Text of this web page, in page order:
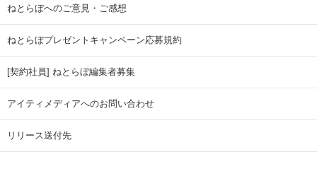
ねとらぼへのご意見・ご感想
ねとらぼプレゼントキャンペーン応募規約
[契約社員] ねとらぼ編集者募集
アイティメディアへのお問い合わせ
リリース送付先